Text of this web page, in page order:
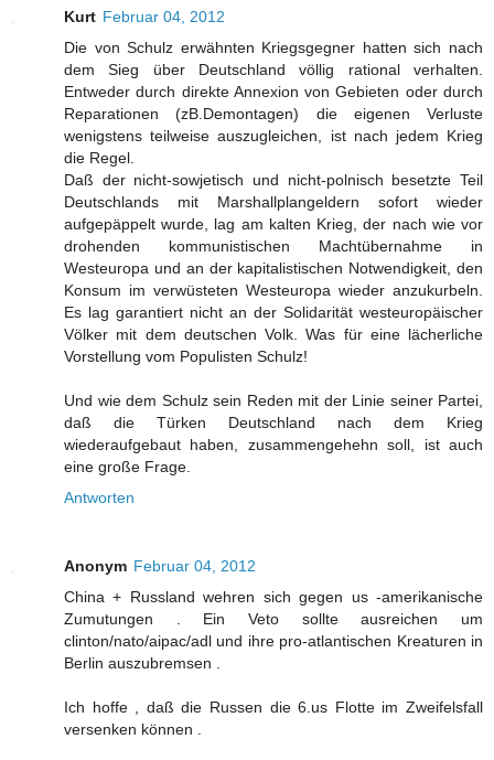
Kurt Februar 04, 2012
Die von Schulz erwähnten Kriegsgegner hatten sich nach
dem Sieg über Deutschland völlig rational verhalten.
Entweder durch direkte Annexion von Gebieten oder durch
Reparationen (zB.Demontagen) die eigenen Verluste
wenigstens teilweise auszugleichen, ist nach jedem Krieg
die Regel.
Daß der nicht-sowjetisch und nicht-polnisch besetzte Teil
Deutschlands mit Marshallplangeldern sofort wieder
aufgepäppelt wurde, lag am kalten Krieg, der nach wie vor
drohenden kommunistischen Machtübernahme in
Westeuropa und an der kapitalistischen Notwendigkeit, den
Konsum im verwüsteten Westeuropa wieder anzukurbeln.
Es lag garantiert nicht an der Solidarität westeuropäischer
Völker mit dem deutschen Volk. Was für eine lächerliche
Vorstellung vom Populisten Schulz!
Und wie dem Schulz sein Reden mit der Linie seiner Partei,
daß die Türken Deutschland nach dem Krieg
wiederaufgebaut haben, zusammengehehn soll, ist auch
eine große Frage.
Antworten
Anonym Februar 04, 2012
China + Russland wehren sich gegen us -amerikanische
Zumutungen . Ein Veto sollte ausreichen um
clinton/nato/aipac/adl und ihre pro-atlantischen Kreaturen in
Berlin auszubremsen .
Ich hoffe , daß die Russen die 6.us Flotte im Zweifelsfall
versenken können .